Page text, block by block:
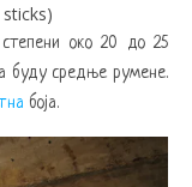
око 20 до 25
буду средње румене.
боја.